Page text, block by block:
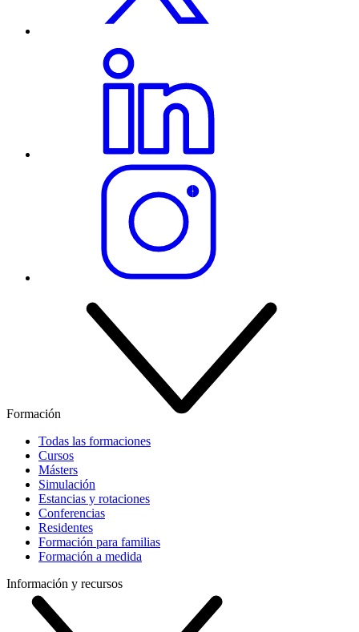
Formación
Todas las formaciones
Cursos
Másters
Simulación
Estancias y rotaciones
Conferencias
Residentes
Formación para familias
Formación a medida
Información y recursos